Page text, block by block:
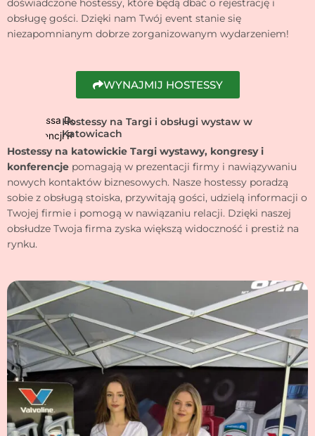
doświadczone hostessy, które będą dbać o rejestrację i
obsługę gości. Dzięki nam Twój event stanie się
niezapomnianym dobrze zorganizowanym wydarzeniem!
WYNAJMIJ HOSTESSY
Hostessy na Targi i obsługi wystaw w
Katowicach
Hostessy na katowickie Targi wystawy, kongresy i
konferencje pomagają w prezentacji firmy i nawiązywaniu
nowych kontaktów biznesowych. Nasze hostessy poradzą
sobie z obsługą stoiska, przywitają gości, udzielą informacji o
Twojej firmie i pomogą w nawiązaniu relacji. Dzięki naszej
obsłudze Twoja firma zyska większą widoczność i prestiż na
rynku.